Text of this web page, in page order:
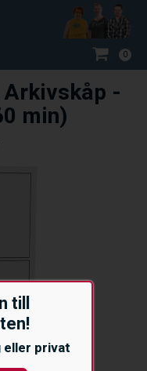
till
privat
0
-
min)